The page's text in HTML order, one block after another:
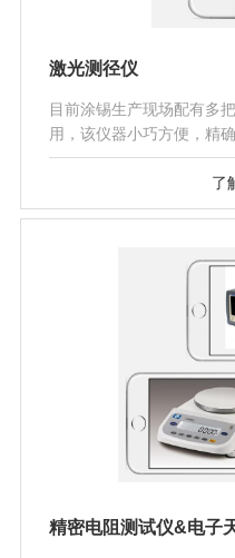
激光测径仪
目前涂锡生产现场配有多
用，该仪器小巧方便，精
器运转过程中动态测量焊
了
精密电阻测试仪&电子